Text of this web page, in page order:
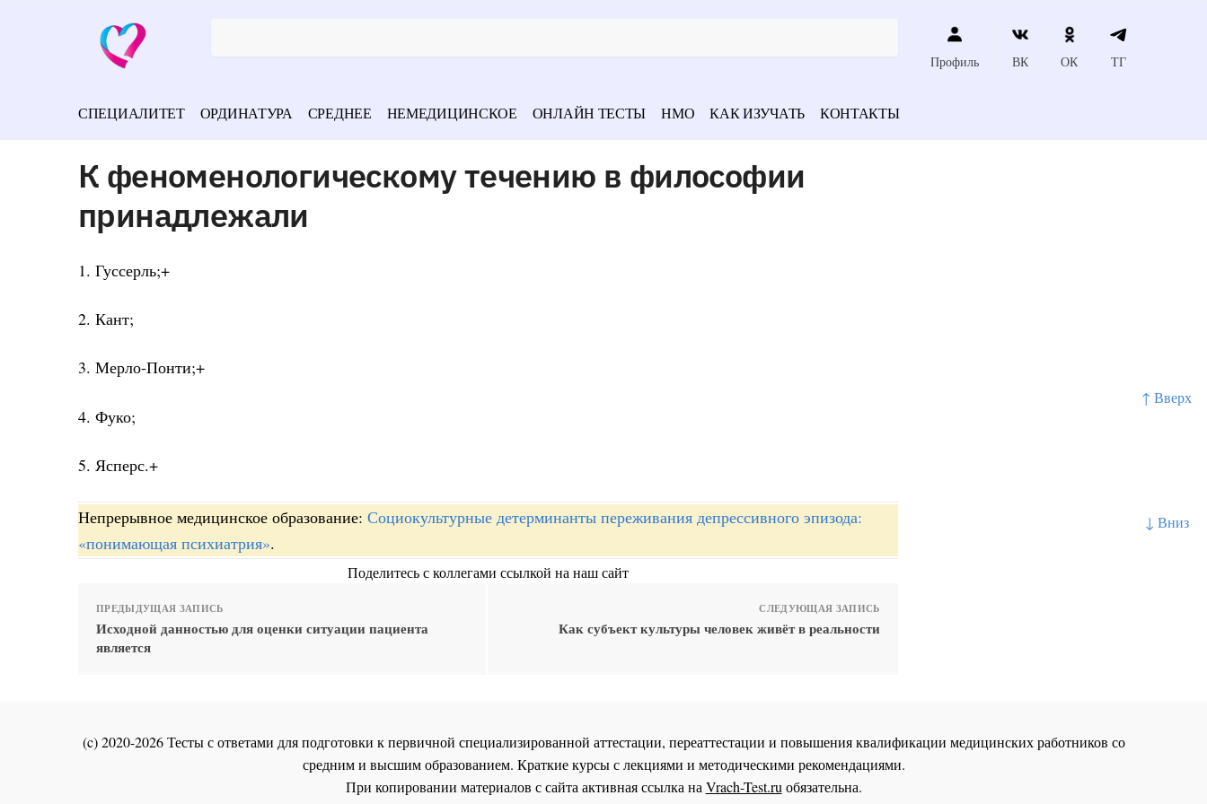
↑ Вверх
↓ Вниз
Профиль ВК ОК ТГ
СПЕЦИАЛИТЕТ ОРДИНАТУРА СРЕДНЕЕ НЕМЕДИЦИНСКОЕ ОНЛАЙН ТЕСТЫ НМО КАК ИЗУЧАТЬ КОНТАКТЫ
К феноменологическому течению в философии
принадлежали
1. Гуссерль;+
2. Кант;
3. Мерло-Понти;+
4. Фуко;
5. Ясперс.+
Непрерывное медицинское образование: Социокультурные детерминанты переживания депрессивного эпизода:
«понимающая психиатрия».
Поделитесь с коллегами ссылкой на наш сайт
ПРЕДЫДУЩАЯ ЗАПИСЬ
Исходной данностью для оценки ситуации пациента
является
СЛЕДУЮЩАЯ ЗАПИСЬ
Как субъект культуры человек живёт в реальности
(c) 2020-2026 Тесты с ответами для подготовки к первичной специализированной аттестации, переаттестации и повышения квалификации медицинских работников со
средним и высшим образованием. Краткие курсы с лекциями и методическими рекомендациями.
При копировании материалов с сайта активная ссылка на Vrach-Test.ru обязательна.